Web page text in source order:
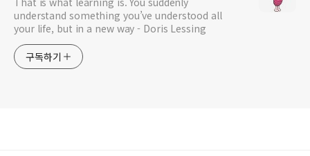
understand something you’ve understood all
your life, but in a new way - Doris Lessing
구독하기